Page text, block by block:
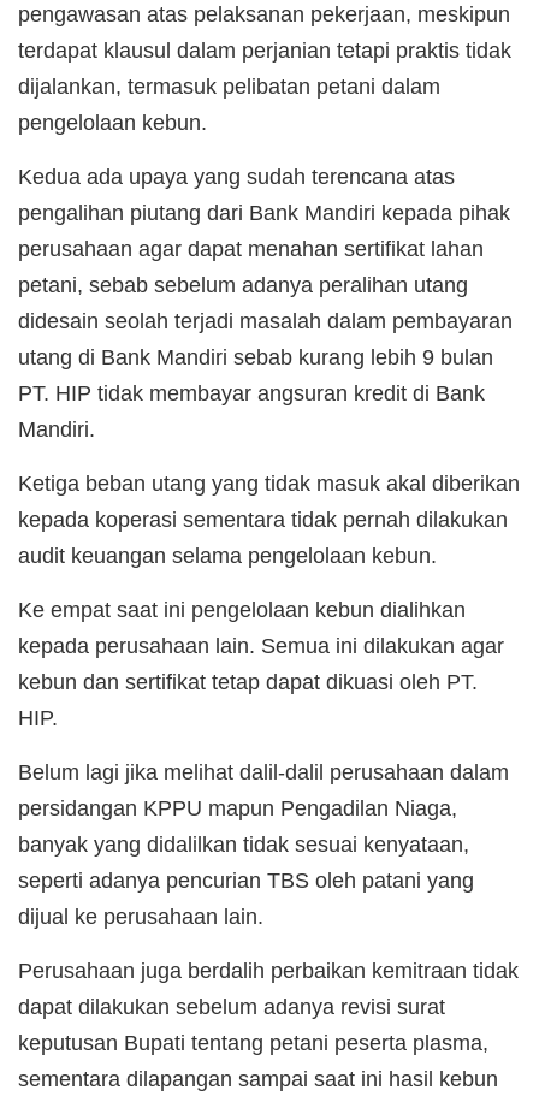
pengawasan atas pelaksanan pekerjaan, meskipun
terdapat klausul dalam perjanian tetapi praktis tidak
dijalankan, termasuk pelibatan petani dalam
pengelolaan kebun.
Kedua ada upaya yang sudah terencana atas
pengalihan piutang dari Bank Mandiri kepada pihak
perusahaan agar dapat menahan sertifikat lahan
petani, sebab sebelum adanya peralihan utang
didesain seolah terjadi masalah dalam pembayaran
utang di Bank Mandiri sebab kurang lebih 9 bulan
PT. HIP tidak membayar angsuran kredit di Bank
Mandiri.
Ketiga beban utang yang tidak masuk akal diberikan
kepada koperasi sementara tidak pernah dilakukan
audit keuangan selama pengelolaan kebun.
Ke empat saat ini pengelolaan kebun dialihkan
kepada perusahaan lain. Semua ini dilakukan agar
kebun dan sertifikat tetap dapat dikuasi oleh PT.
HIP.
Belum lagi jika melihat dalil-dalil perusahaan dalam
persidangan KPPU mapun Pengadilan Niaga,
banyak yang didalilkan tidak sesuai kenyataan,
seperti adanya pencurian TBS oleh patani yang
dijual ke perusahaan lain.
Perusahaan juga berdalih perbaikan kemitraan tidak
dapat dilakukan sebelum adanya revisi surat
keputusan Bupati tentang petani peserta plasma,
sementara dilapangan sampai saat ini hasil kebun